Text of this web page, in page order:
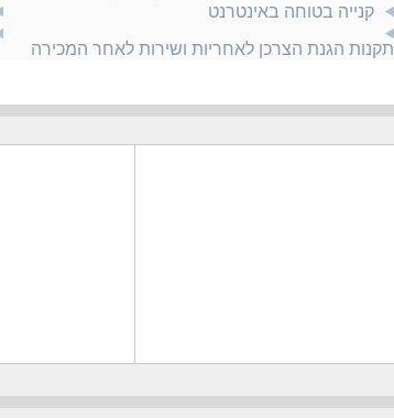
קנייה בטוחה באינטרנט
תקנות הגנת הצרכן לאחריות ושירות לאחר המכירה